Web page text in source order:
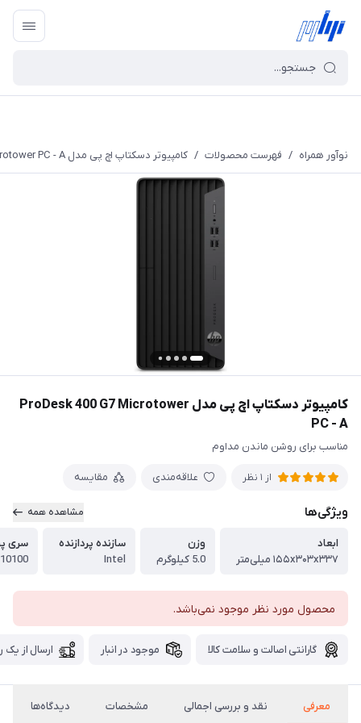
نوآور همراه / فهرست محصولات / کامپیوتر دسکتاپ اچ پی مدل ProDesk 400 G7 Microtower PC - A
کامپیوتر دسکتاپ اچ پی مدل ProDesk 400 G7 Microtower
PC - A
مناسب برای روشن ماندن مداوم
از 1 نظر علاقه‌مندی مقایسه
ویژگی‌ها مشاهده همه
ابعاد
۱۵۵x۳۰۳x۳۳۷ میلی‌متر
وزن
5.0 کیلو‌گرم
سازنده پردازنده
Intel
سری
محصول مورد نظر موجود نمی‌باشد.
گارانتی اصالت و سلامت کالا موجود در انبار ارسال از یک
معرفی نقد و بررسی اجمالی مشخصات دیدگاه‌ها